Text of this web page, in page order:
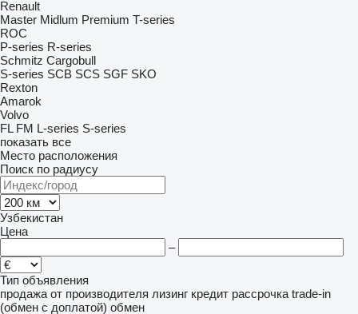
Renault
Master Midlum Premium T-series
ROC
P-series R-series
Schmitz Cargobull
S-series SCB SCS SGF SKO
Rexton
Amarok
Volvo
FL FM L-series S-series
показать все
Место расположения
Поиск по радиусу
Узбекистан
Цена
–
Тип объявления
продажа от производителя лизинг кредит рассрочка trade-in
(обмен с доплатой) обмен